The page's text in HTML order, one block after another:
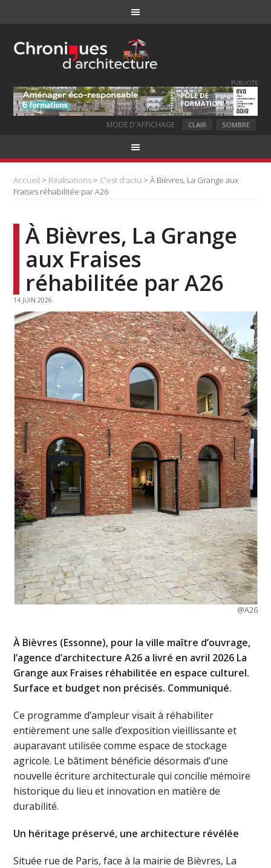
PUBLICITE
MODE D'AFFICHAGE : CLAIR SOMBRE
Accueil > Réalisations > C'est d'actu > À Bièvres, La Grange aux
Fraises réhabilitée par A26
À Bièvres, La Grange
aux Fraises
réhabilitée par A26
14 JUIN 2026
@A26
À Bièvres (Essonne), pour la ville maître d’ouvrage,
l’agence d’architecture A26 a livré en avril 2026 La
Grange aux Fraises réhabilitée en espace culturel.
Surface et budget non précisés. Communiqué.
Ce programme d’ampleur visait à réhabiliter
entièrement une salle d’exposition vieillissante et
auparavant utilisée comme espace de stockage
agricole. Le bâtiment bénéficie désormais d’une
nouvelle écriture architecturale qui concilie mémoire
historique du lieu et innovation en matière de
durabilité.
Un héritage préservé, une architecture révélée
Située rue de Paris, face à la mairie de Bièvres, La